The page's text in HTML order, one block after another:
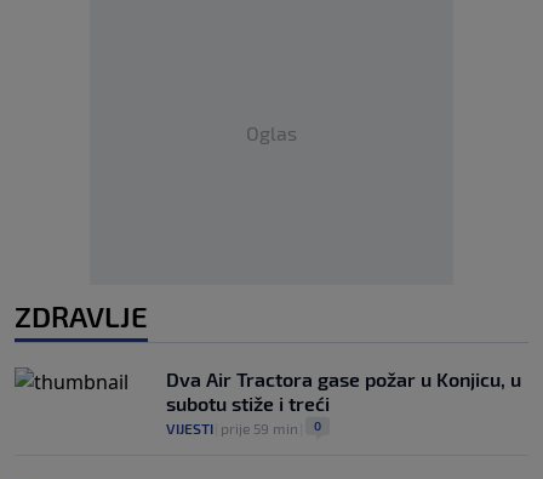
Oglas
ZDRAVLJE
Dva Air Tractora gase požar u Konjicu, u
subotu stiže i treći
VIJESTI prije 59 min 0